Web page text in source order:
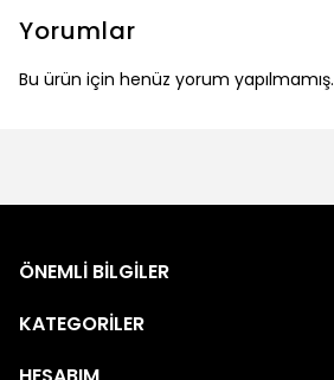
Yorumlar
Bu ürün için henüz yorum yapılmamış.
ÖNEMLİ BİLGİLER
KATEGORİLER